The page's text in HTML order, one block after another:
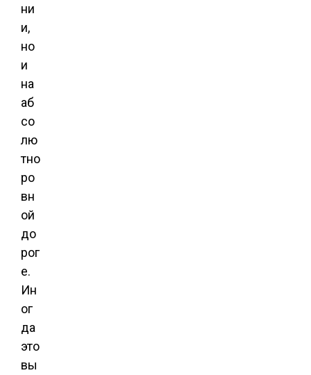
ни
и,
но
и
на
аб
со
лю
тно
ро
вн
ой
до
рог
е.
Ин
ог
да
это
вы